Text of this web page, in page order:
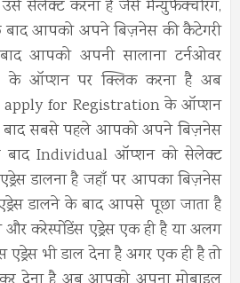
सेलेक्ट करना है जैसे मैन्युफैक्चरिंग,
बाद आपको अपने बिज़नेस की कैटेगरी
आपको अपनी सालाना टर्नओवर
के ऑप्शन पर क्लिक करना है अब
for Registration के ऑप्शन
बाद सबसे पहले आपको अपने बिज़नेस
बाद Individual ऑप्शन को सेलेक्ट
डालना है जहाँ पर आपका बिज़नेस
डालने के बाद आपसे पूछा जाता है
करेस्पोंडेंस एड्रेस एक ही है या अलग
भी डाल देना है अगर एक ही है तो